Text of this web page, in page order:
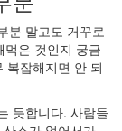
분 말고도 거꾸로
은 것인지 궁금
복잡해지면 안 되
듯합니다. 사람들